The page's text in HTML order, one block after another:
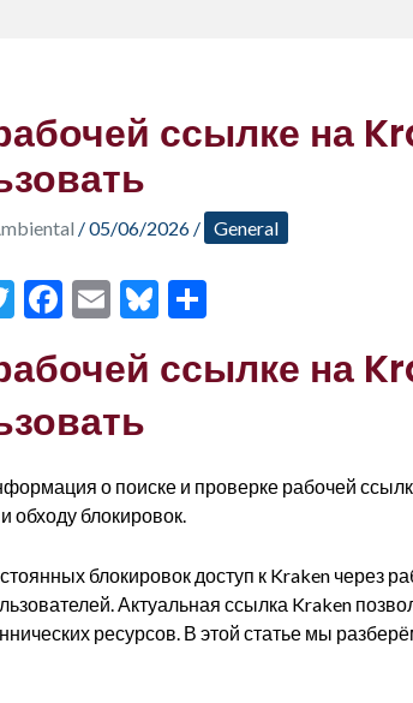
ссылке на
/05/06/2026 / General
T
itt
er
F
e
b
o
k
E
ai
l
Bl
es
C
m
te
ссылке на
о поиске и проверке рабочей
обходу блокировок.
блокировок доступ к Kraken через
Актуальная ссылка Kraken
ресурсов. В этой статье мы